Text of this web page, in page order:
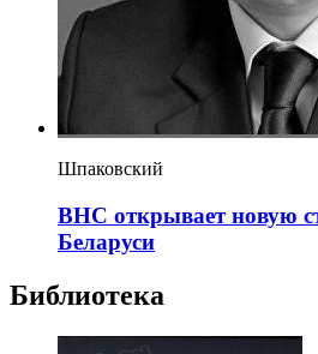
Шпаковский
ВНС открывает новую
Беларуси
Библиотека